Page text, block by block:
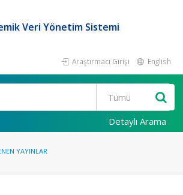
Veri Yönetim Sistemi
Araştırmacı Girişi English
Detaylı Arama
YAYINLAR